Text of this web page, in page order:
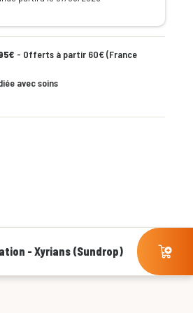
- Offerts à partir 60€ (France
avec soins
- Xyrians (Sundrop)